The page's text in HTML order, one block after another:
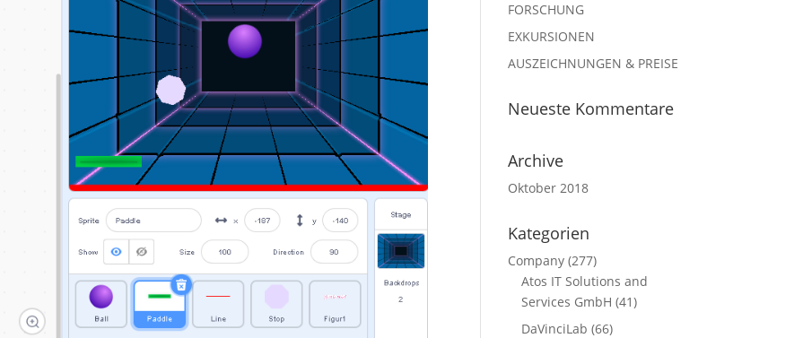
FORSCHUNG
EXKURSIONEN
AUSZEICHNUNGEN & PREISE
Neueste Kommentare
Archive
Oktober 2018
Kategorien
Company (277)
Atos IT Solutions and
Services GmbH (41)
DaVinciLab (66)